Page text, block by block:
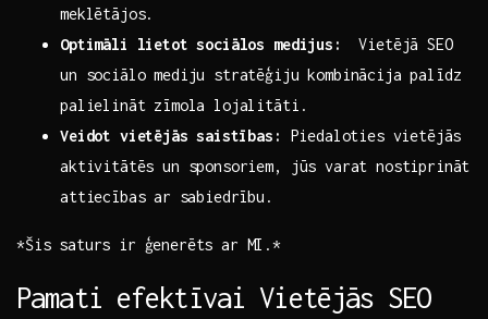
meklētājos.
Optimāli lietot ‌sociālos medijus:
‍ Vietējā SEO
un sociālo mediju stratēģiju kombinācija palīdz
palielināt zīmola lojalitāti.
Veidot vietējās ⁤saistības:
Piedaloties vietējās
aktivitātēs ​un sponsoriem, jūs varat nostiprināt
attiecības⁤ ar sabiedrību.
*Šis saturs ir ‌ģenerēts ar ⁣MI.*
Pamati efektīvai ‍Vietējās ⁣SEO